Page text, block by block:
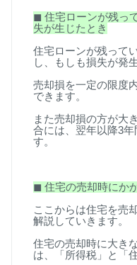
◼ 住宅ローンが残っ
失が生じたとき
住宅ローンが残って
し、もしも損失が発
売却損を一定の限度
できます。
また売却損の方が大
合には、翌年以降3年
す。
◼ 住宅の売却時にか
ここからは住宅を売
解説していきます。
住宅の売却時に大き
は、「所得税」と「